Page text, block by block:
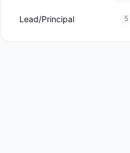
Lead/Principal 5